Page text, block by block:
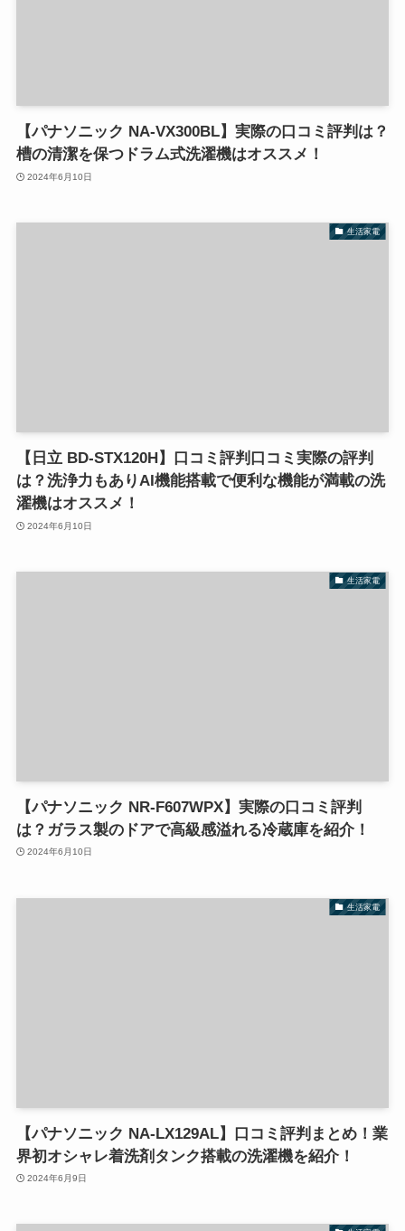
【パナソニック NA-VX300BL】実際の口コミ評判は？
槽の清潔を保つドラム式洗濯機はオススメ！
2024年6月10日
生活家電
【日立 BD-STX120H】口コミ評判口コミ実際の評判
は？洗浄力もありAI機能搭載で便利な機能が満載の洗
濯機はオススメ！
2024年6月10日
生活家電
【パナソニック NR-F607WPX】実際の口コミ評判
は？ガラス製のドアで高級感溢れる冷蔵庫を紹介！
2024年6月10日
生活家電
【パナソニック NA-LX129AL】口コミ評判まとめ！業
界初オシャレ着洗剤タンク搭載の洗濯機を紹介！
2024年6月9日